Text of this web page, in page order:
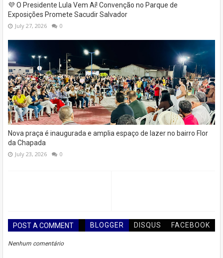
💜 O Presidente Lula Vem Aí! Convenção no Parque de
Exposições Promete Sacudir Salvador
July 27, 2026 0
Nova praça é inaugurada e amplia espaço de lazer no bairro Flor
da Chapada
July 23, 2026 0
POST A COMMENT BLOGGER DISQUS FACEBOOK
Nenhum comentário